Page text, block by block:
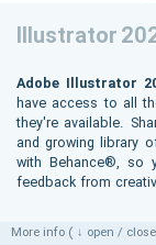
Illustrator
Adobe Illustrator
have access to all
they're available.
and growing library
with Behance®, so
feedback from
More info ( ↓ open /